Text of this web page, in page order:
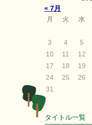
« 7月
月 火 水
3
4 5
10
11 12
17
18 19
24
25 26
31
タイトル一覧